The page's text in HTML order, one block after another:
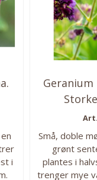
i
Geranium
Små, doble
grønt
plantes i
trenger mye